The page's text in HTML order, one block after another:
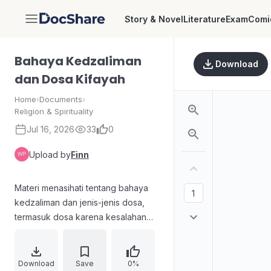
DocShare Story & NovelLiteratureExam
Bahaya Kedzaliman
dan Dosa Kifayah
Home›Documents›
Religion & Spirituality
Jul 16, 2026 33 0
Upload byFinn
Materi menasihati tentang bahaya
kedzaliman dan jenis-jenis dosa,
termasuk dosa karena kesalahan
kesalahan terhadap sesama.
Dijelaskan bahwa ibadah seperti
Download Save 0%
Download